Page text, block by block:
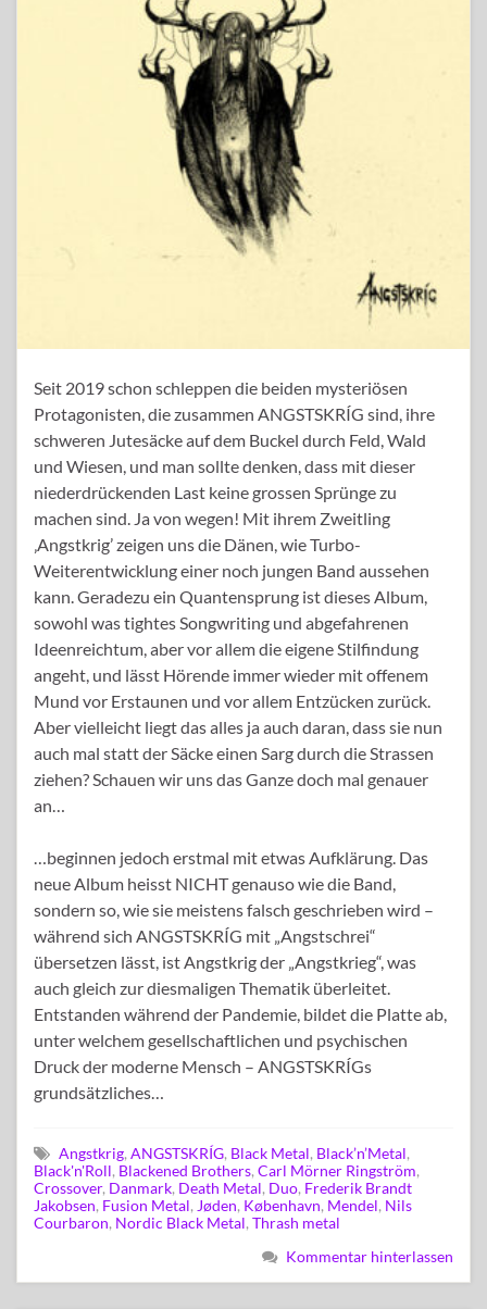
Seit 2019 schon schleppen die beiden mysteriösen
Protagonisten, die zusammen ANGSTSKRÍG sind, ihre
schweren Jutesäcke auf dem Buckel durch Feld, Wald
und Wiesen, und man sollte denken, dass mit dieser
niederdrückenden Last keine grossen Sprünge zu
machen sind. Ja von wegen! Mit ihrem Zweitling
‚Angstkrig’ zeigen uns die Dänen, wie Turbo-
Weiterentwicklung einer noch jungen Band aussehen
kann. Geradezu ein Quantensprung ist dieses Album,
sowohl was tightes Songwriting und abgefahrenen
Ideenreichtum, aber vor allem die eigene Stilfindung
angeht, und lässt Hörende immer wieder mit offenem
Mund vor Erstaunen und vor allem Entzücken zurück.
Aber vielleicht liegt das alles ja auch daran, dass sie nun
auch mal statt der Säcke einen Sarg durch die Strassen
ziehen? Schauen wir uns das Ganze doch mal genauer
an…
…beginnen jedoch erstmal mit etwas Aufklärung. Das
neue Album heisst NICHT genauso wie die Band,
sondern so, wie sie meistens falsch geschrieben wird –
während sich ANGSTSKRÍG mit „Angstschrei“
übersetzen lässt, ist Angstkrig der „Angstkrieg“, was
auch gleich zur diesmaligen Thematik überleitet.
Entstanden während der Pandemie, bildet die Platte ab,
unter welchem gesellschaftlichen und psychischen
Druck der moderne Mensch – ANGSTSKRÍGs
grundsätzliches…
Angstkrig, ANGSTSKRÍG, Black Metal, Black’n’Metal,
Black'n'Roll, Blackened Brothers, Carl Mörner Ringström,
Crossover, Danmark, Death Metal, Duo, Frederik Brandt
Jakobsen, Fusion Metal, Jøden, København, Mendel, Nils
Courbaron, Nordic Black Metal, Thrash metal
Kommentar hinterlassen